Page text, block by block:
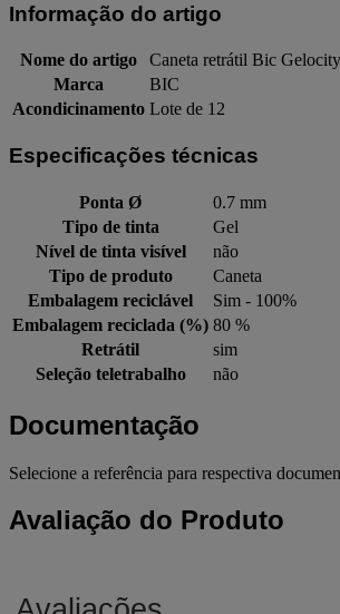
Informação do artigo
Nome do artigo
Caneta retrátil Bic
Marca
BIC
Acondicinamento Lote de 12
Especificações técnicas
Ponta Ø
0.7 mm
Tipo de tinta
Gel
Nível de tinta visível
não
Tipo de produto
Caneta
Embalagem reciclável
Sim - 100%
Embalagem reciclada (%) 80 %
Retrátil
sim
Seleção teletrabalho
não
Documentação
Selecione a referência para respectiva
Avaliação do Produto